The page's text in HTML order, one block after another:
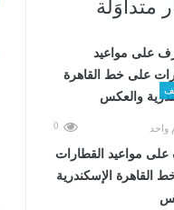
متداوَلة
واحد 0
مواعيد القطارات
القاهرة الإسكندرية